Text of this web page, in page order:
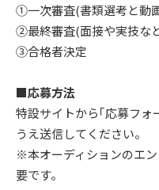
①一次審査(書類選考と動
②最終審査(面接や実技な
③合格者決定
■応募方法
特設サイトから｢応募フォ
うえ送信してください。
※本オーディションのエ
要です。